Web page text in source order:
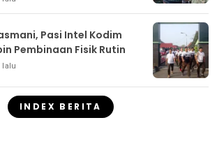
Pasi Intel Kodim
Pembinaan Fisik Rutin
lalu
INDEX BERITA